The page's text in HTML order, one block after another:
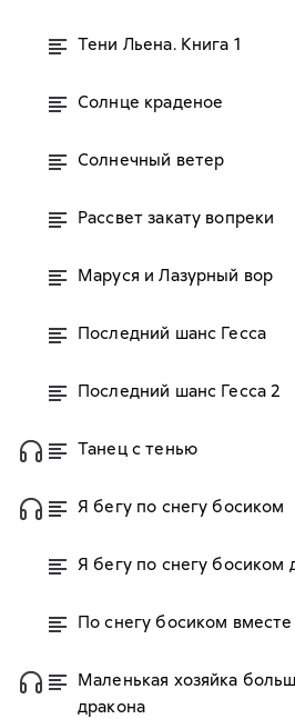
Тени Льена. Книга 1
Солнце краденое
Солнечный ветер
Рассвет закату вопреки
Маруся и Лазурный вор
Последний шанс Гесса
Последний шанс Гесса 2
Танец с тенью
Я бегу по снегу босиком
Я бегу по снегу босиком
По снегу босиком вместе
Маленькая хозяйка
дракона